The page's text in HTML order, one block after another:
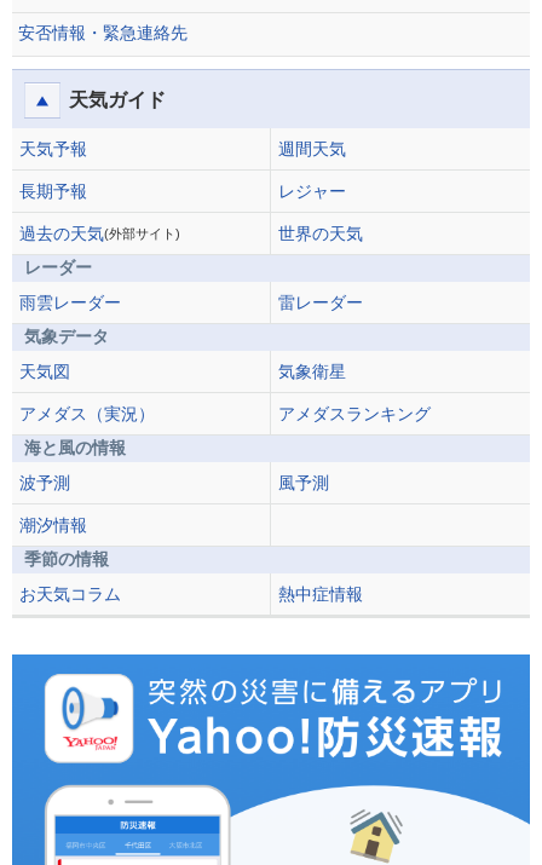
安否情報・緊急連絡先
天気ガイド
天気予報 週間天気
長期予報 レジャー
過去の天気(外部サイト)
世界の天気
レーダー
雨雲レーダー
雷レーダー
気象データ
天気図
気象衛星
アメダス（実況）
アメダスランキング
海と風の情報
波予測
風予測
潮汐情報
季節の情報
お天気コラム
熱中症情報